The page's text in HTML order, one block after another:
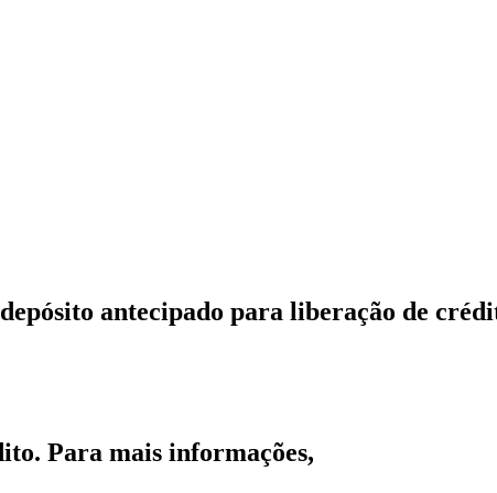
antecipado para liberação de
Para mais informações,